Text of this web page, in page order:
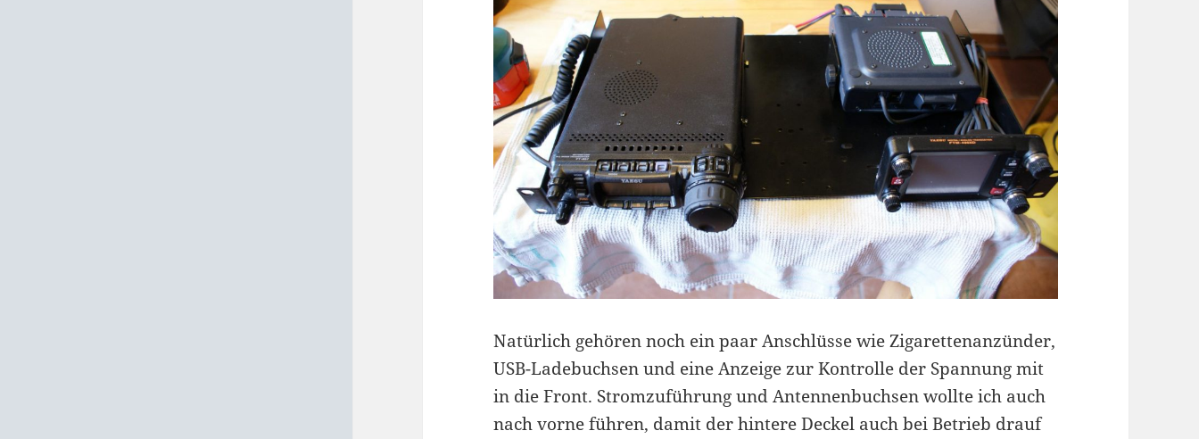
Natürlich gehören noch ein paar Anschlüsse wie Zigarettenanzünder,
USB-Ladebuchsen und eine Anzeige zur Kontrolle der Spannung mit
in die Front. Stromzuführung und Antennenbuchsen wollte ich auch
nach vorne führen, damit der hintere Deckel auch bei Betrieb drauf